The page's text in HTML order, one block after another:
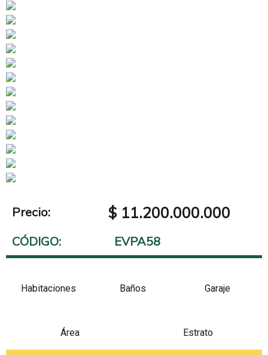
Precio: $ 11.200.000.000
CÓDIGO: EVPA58
Habitaciones Baños Garaje
Área Estrato